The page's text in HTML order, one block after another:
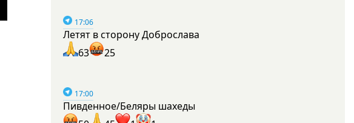
17:06
Летят в сторону Доброслава
63
25
17:00
Пивденное/Беляры шахеды